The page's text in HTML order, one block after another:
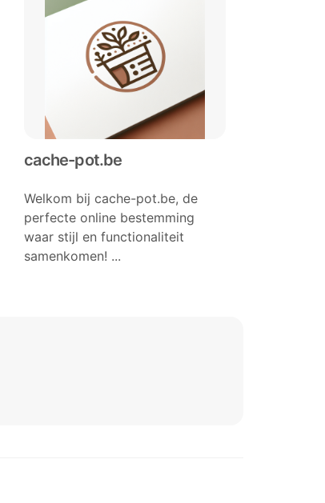
cache-pot.be
Welkom bij cache-pot.be, de
perfecte online bestemming
waar stijl en functionaliteit
samenkomen! ...